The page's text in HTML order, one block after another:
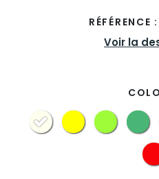
RÉFÉRENCE :
Voir la